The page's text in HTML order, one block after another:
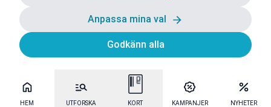
HEM UTFORSKA KORT KAMPANJER NYHETER
Anpassa mina val
Godkänn alla